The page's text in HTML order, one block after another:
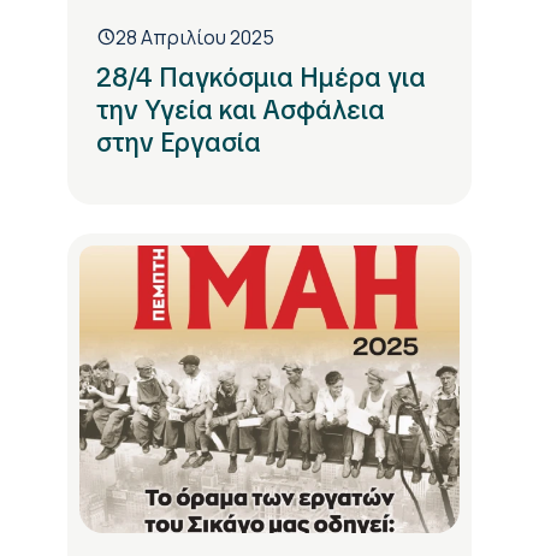
28 Απριλίου 2025
28/4 Παγκόσμια Ημέρα για
την Υγεία και Ασφάλεια
στην Εργασία